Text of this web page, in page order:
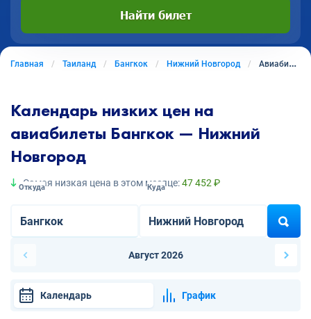
Найти билет
Главная Таиланд Бангкок Нижний Новгород Авиабилеты из Бангкока в Нижний Новгород
Календарь низких цен на
авиабилеты Бангкок — Нижний
Новгород
Самая низкая цена в этом месяце:47 452 ₽
Откуда Куда
Август 2026
Календарь График